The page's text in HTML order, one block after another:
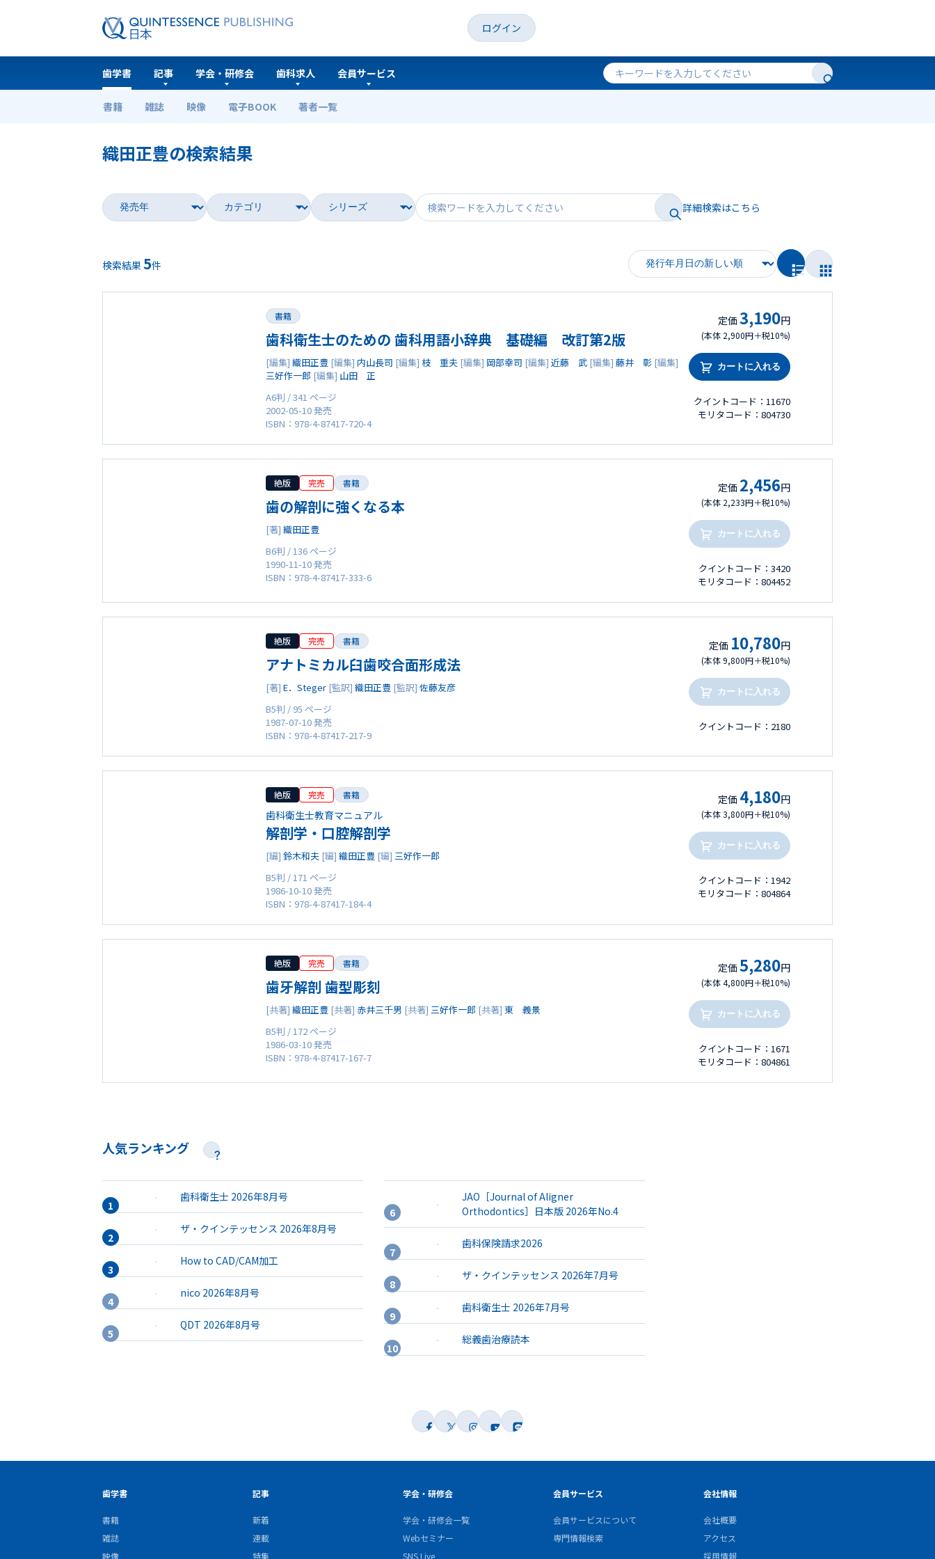
ログイン
歯学書
書籍 雑誌 映像 電子BOOK 著者一覧
記事 学会・研修会 歯科求人 会員サービス
ホーム 歯学書
織田正豊の検索結果
詳細検索はこちら
検索結果 5件
書籍
歯科衛生士のための 歯科用語小辞典 基礎編 改訂第2版
[編集] 織田正豊 [編集] 内山長司 [編集] 枝 重夫 [編集] 岡部幸司 [編集] 近藤 武 [編集] 藤井 彰 [編集]
三好作一郎 [編集] 山田 正
A6判 / 341 ページ
2002-05-10 発売
ISBN：978-4-87417-720-4
定価 3,190円
(本体 2,900円＋税10%)
カートに入れる
クイントコード：11670
モリタコード：804730
絶版 完売 書籍
歯の解剖に強くなる本
[著] 織田正豊
B6判 / 136 ページ
1990-11-10 発売
ISBN：978-4-87417-333-6
定価 2,456円
(本体 2,233円＋税10%)
カートに入れる
クイントコード：3420
モリタコード：804452
絶版 完売 書籍
アナトミカル臼歯咬合面形成法
[著] E．Steger [監訳] 織田正豊 [監訳] 佐藤友彦
B5判 / 95 ページ
1987-07-10 発売
ISBN：978-4-87417-217-9
定価 10,780円
(本体 9,800円＋税10%)
カートに入れる
クイントコード：2180
絶版 完売 書籍
歯科衛生士教育マニュアル
解剖学・口腔解剖学
[編] 鈴木和夫 [編] 織田正豊 [編] 三好作一郎
B5判 / 171 ページ
1986-10-10 発売
ISBN：978-4-87417-184-4
定価 4,180円
(本体 3,800円＋税10%)
カートに入れる
クイントコード：1942
モリタコード：804864
絶版 完売 書籍
歯牙解剖 歯型彫刻
[共著] 織田正豊 [共著] 赤井三千男 [共著] 三好作一郎 [共著] 東 義景
B5判 / 172 ページ
1986-03-10 発売
ISBN：978-4-87417-167-7
定価 5,280円
(本体 4,800円＋税10%)
カートに入れる
クイントコード：1671
モリタコード：804861
人気ランキング
歯科衛生士 2026年8月号
ザ・クインテッセンス 2026年8月号
How to CAD/CAM加工
nico 2026年8月号
QDT 2026年8月号
JAO［Journal of Aligner
Orthodontics］日本版 2026年No.4
歯科保険請求2026
ザ・クインテッセンス 2026年7月号
歯科衛生士 2026年7月号
総義歯治療読本
歯学書
書籍
雑誌
映像
記事
新着
連載
特集
学会・研修会
学会・研修会一覧
Webセミナー
SNS Live
会員サービス
会員サービスについて
専門情報検索
会社情報
会社概要
アクセス
採用情報